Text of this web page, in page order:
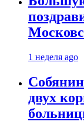
1 неделя ago
двух